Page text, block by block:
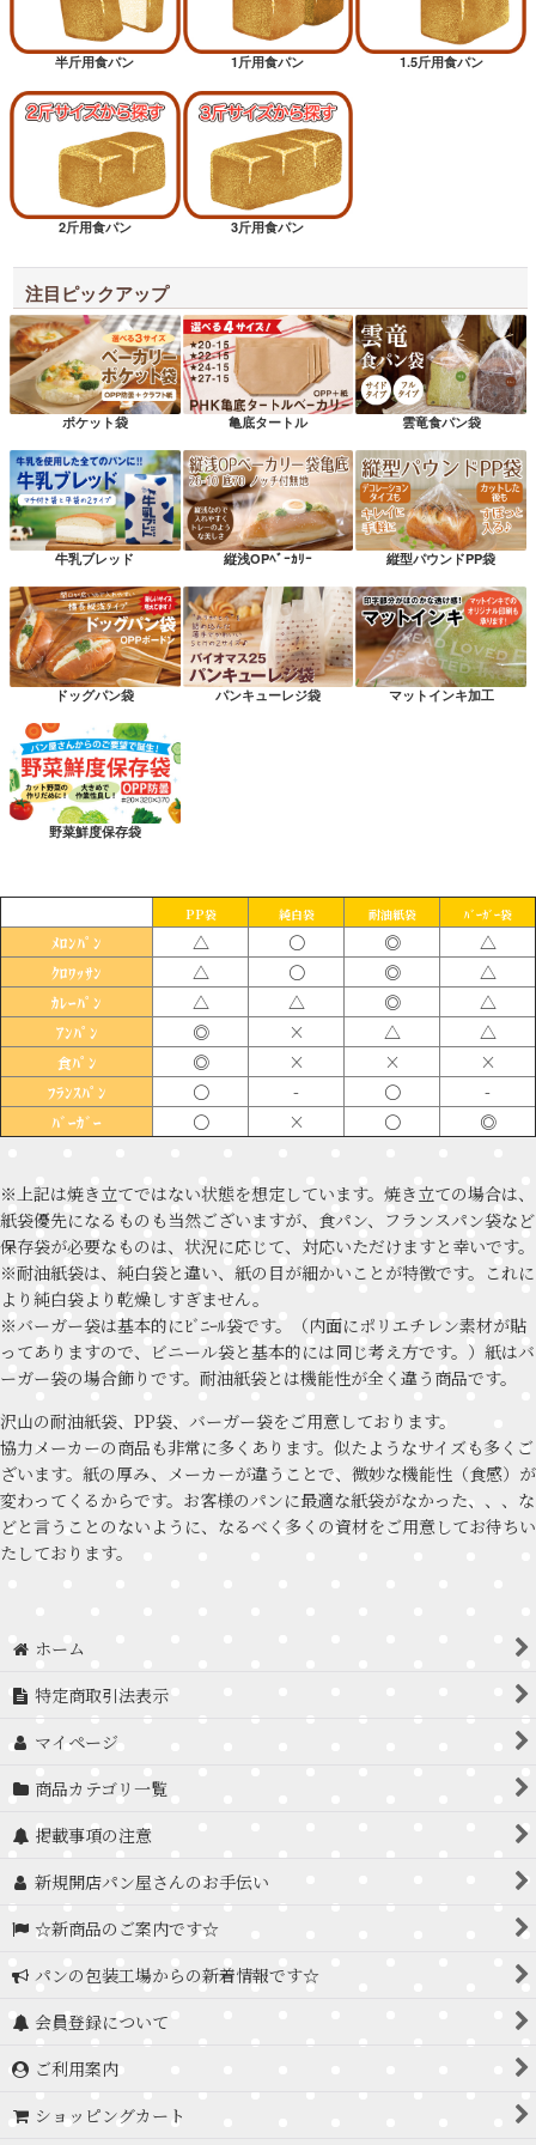
半斤用食パン 1斤用食パン 1.5斤用食パン
2斤用食パン 3斤用食パン
注目ピックアップ
ポケット袋 亀底タートル 雲竜食パン袋
牛乳ブレッド 縦浅OPﾍﾞｰｶﾘｰ 縦型パウンドPP袋
ドッグパン袋 パンキューレジ袋 マットインキ加工
野菜鮮度保存袋
PP袋 純白袋 耐油紙袋 ﾊﾞｰｶﾞｰ袋
ﾒﾛﾝﾊﾟﾝ △ 〇 ◎ △
ｸﾛﾜｯｻﾝ △ 〇 ◎ △
ｶﾚｰﾊﾟﾝ △ △ ◎ △
ｱﾝﾊﾟﾝ ◎ × △ △
食ﾊﾟﾝ ◎ × × ×
ﾌﾗﾝｽﾊﾟﾝ 〇 - 〇 -
ﾊﾞｰｶﾞｰ 〇 × 〇 ◎
※上記は焼き立てではない状態を想定しています。焼き立ての場合は、
紙袋優先になるものも当然ございますが、食パン、フランスパン袋など
保存袋が必要なものは、状況に応じて、対応いただけますと幸いです。
※耐油紙袋は、純白袋と違い、紙の目が細かいことが特徴です。これに
より純白袋より乾燥しすぎません。
※バーガー袋は基本的にﾋﾞﾆｰﾙ袋です。（内面にポリエチレン素材が貼
ってありますので、ビニール袋と基本的には同じ考え方です。）紙はバ
ーガー袋の場合飾りです。耐油紙袋とは機能性が全く違う商品です。
沢山の耐油紙袋、PP袋、バーガー袋をご用意しております。
協力メーカーの商品も非常に多くあります。似たようなサイズも多くご
ざいます。紙の厚み、メーカーが違うことで、微妙な機能性（食感）が
変わってくるからです。お客様のパンに最適な紙袋がなかった、、、な
どと言うことのないように、なるべく多くの資材をご用意してお待ちい
たしております。
ホーム
特定商取引法表示
マイページ
商品カテゴリ一覧
掲載事項の注意
新規開店パン屋さんのお手伝い
☆新商品のご案内です☆
パンの包装工場からの新着情報です☆
会員登録について
ご利用案内
ショッピングカート